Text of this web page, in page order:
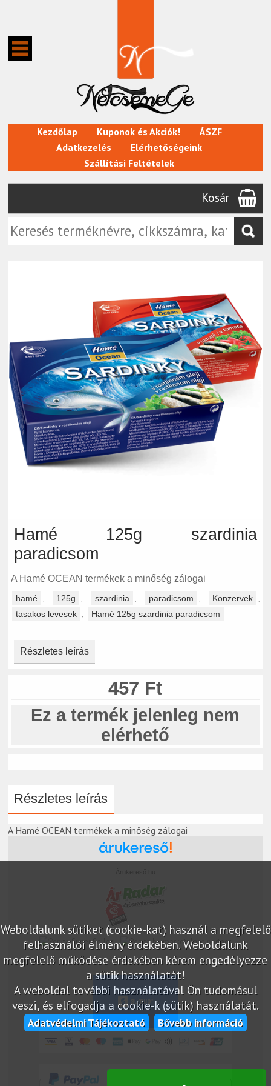
Kezdőlap Kuponok és Akciók!
ÁSZF
Adatkezelés
Elérhetőségeink
Szállítási Feltételek
Kosár
Hamé 125g szardinia
paradicsom
A Hamé OCEAN termékek a minőség zálogai
hamé 125g szardinia paradicsom Konzervek
tasakos levesek
Hamé 125g szardinia paradicsom
Részletes leírás
457 Ft
Ez a termék jelenleg nem
elérhető
Részletes leírás
A Hamé OCEAN termékek a minőség zálogai
Weboldalunk sütiket (cookie-kat) használ a megfelelő
felhasználói élmény érdekében. Weboldalunk
megfelelő működése érdekében kérem engedélyezze
a sütik használatát!
A weboldal további használatával Ön tudomásul
veszi, és elfogadja a cookie-k (sütik) használatát.
Adatvédelmi Tájékoztató Bővebb információ
marketplace partner